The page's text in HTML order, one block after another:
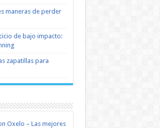
maneras de perder
de bajo impacto:
zapatillas para
Oxelo – Las mejores